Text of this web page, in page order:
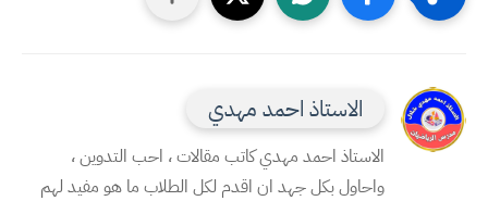
الاستاذ احمد مهدي
الاستاذ احمد مهدي كاتب مقالات ، احب التدوين ،
واحاول بكل جهد ان اقدم لكل الطلاب ما هو مفيد لهم